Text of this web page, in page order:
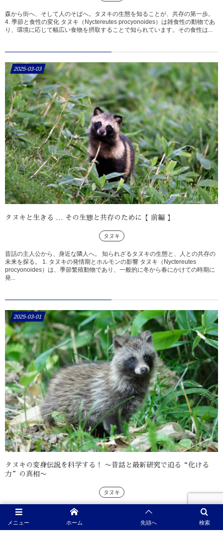
森から街へ、そして人のそばへ。タヌキの生態を知ることが、共存の第一歩。
4. 季節と食性の変化 タヌキ（Nyctereutes procyonoides）は雑食性の動物であ
り、環境に応じて幅広い食物を摂取することで知られています。その食性は...
2025-03-03
タヌキと生きる … その生態と共存のために【 前編 】
タヌキ
昔話の主人公から、身近な隣人へ。 知られざるタヌキの生態と、人との共存の
未来を探る。 1. タヌキの発情期とホルモンの影響 タヌキ（Nyctereutes
procyonoides）は、季節繁殖動物であり、一般的に冬から春にかけての時期に
発...
2025-03-01
タヌキの変身伝説を科学する！ 〜昔話と最新研究で迫る“化ける
力”の真相〜
タヌキ
見えないけれど、確かにいる—“化けるタヌキ”の正体とは？ タヌキの「変身伝
説」とは？ 「タヌキが人を化かす」という話は、日本各地の民話や昔話に数多
く登場します。信楽焼の置物としても有名なタヌキは、愛嬌のある見た目とは
メニュー 検索
ホーム 先頭へ